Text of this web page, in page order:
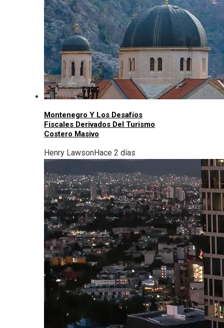
Montenegro Y Los Desafíos
Fiscales Derivados Del Turismo
Costero Masivo
Henry LawsonHace 2 días